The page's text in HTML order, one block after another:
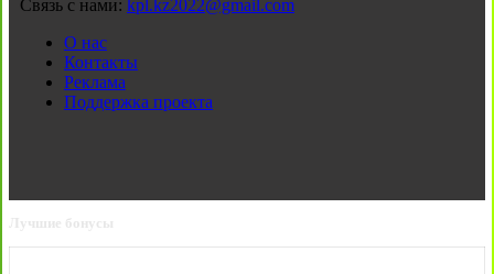
Связь с нами: kpl.kz2022@gmail.com
О нас
Контакты
Реклама
Поддержка проекта
Лучшие бонусы